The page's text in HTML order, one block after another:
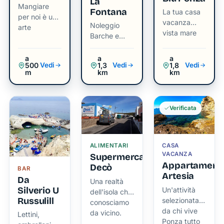
storia
Accessibile
mare
che a
piedi
attraverso
una
scalinata
che
scende
dalla
strada
principale,
Cala
Fonte si
presenta
come un
Mangiare
per noi è un
arte
a
500
m
Vedi
Fontana
Noleggio
Barche e
Gite
Organizzate
a
1,3
km
Vedi
La tua casa
vacanza
vista mare
a
1,8
km
Vedi
BAR
Da
Silverio U
Russulill
Lettini,
ALIMENTARI
Supermercato
Decò
Una realtà
dell'isola che
conosciamo
da vicino.
CASA
VACANZA
Artesia
Un'attività
selezionata
da chi vive
Ponza tutto
Verificata